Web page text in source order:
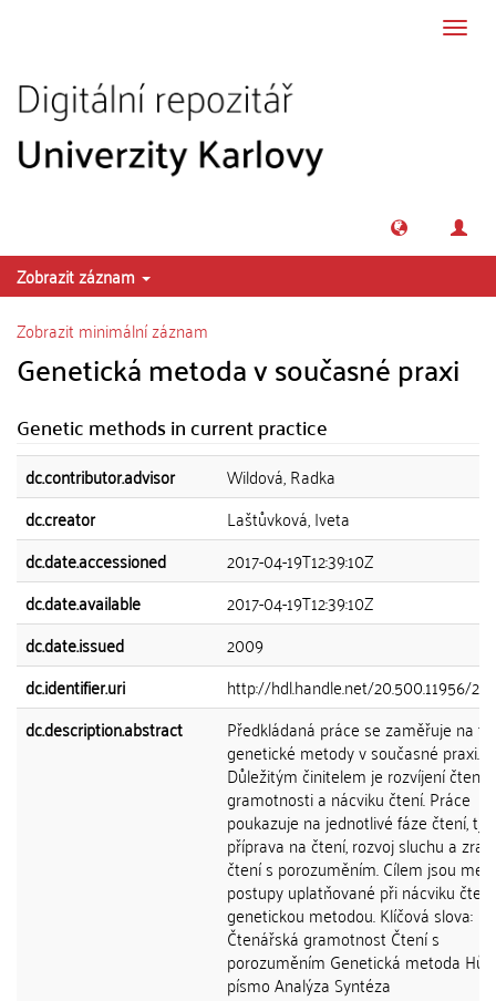
Zobrazit záznam
Zobrazit minimální záznam
Genetická metoda v současné praxi
Genetic methods in current practice
dc.contributor.advisor
Wildová, Radka
dc.creator
Laštůvková, Iveta
dc.date.accessioned
2017-04-19T12:39:10Z
dc.date.available
2017-04-19T12:39:10Z
dc.date.issued
2009
dc.identifier.uri
http://hdl.handle.net/20.500.11956/
dc.description.abstract
Předkládaná práce se zaměřuje na
genetické metody v současné praxi.
Důležitým činitelem je rozvíjení
gramotnosti a nácviku čtení. Práce
poukazuje na jednotlivé fáze čtení, tj.
příprava na čtení, rozvoj sluchu a
čtení s porozuměním. Cílem jsou
postupy uplatňované při nácviku čtení
genetickou metodou. Klíčová slova:
Čtenářská gramotnost Čtení s
porozuměním Genetická metoda
písmo Analýza Syntéza